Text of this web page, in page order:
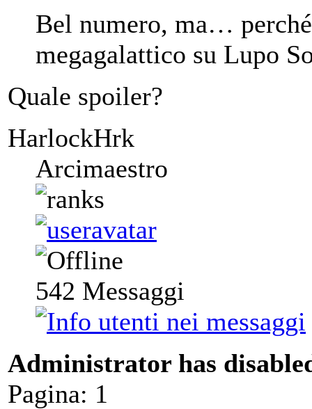
Bel numero, ma…
megagalattico su Lupo
Quale spoiler?
HarlockHrk
Arcimaestro
542 Messaggi
Administrator has
Pagina: 1